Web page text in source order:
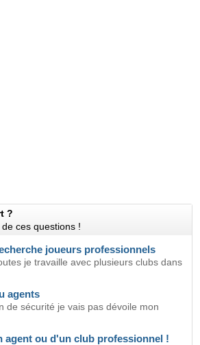
?
ces questions !
joueurs professionnels
je travaille avec plusieurs clubs dans
agents
de sécurité je vais pas dévoile mon
agent ou d'un club professionnel !